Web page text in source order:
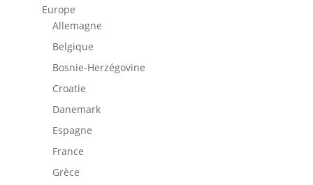
Europe
Allemagne
Belgique
Bosnie-Herzégovine
Croatie
Danemark
Espagne
France
Grèce